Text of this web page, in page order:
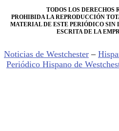
TODOS LOS DERECHOS
PROHIBIDA LA REPRODUCCIÓN
MATERIAL DE ESTE PERIÓDICO SIN
ESCRITA DE LA
Noticias de Westchester –
Periódico Hispano de